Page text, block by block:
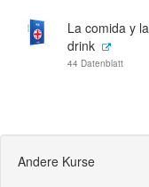
La comida y
drink
44 Datenblatt
Andere Kurse